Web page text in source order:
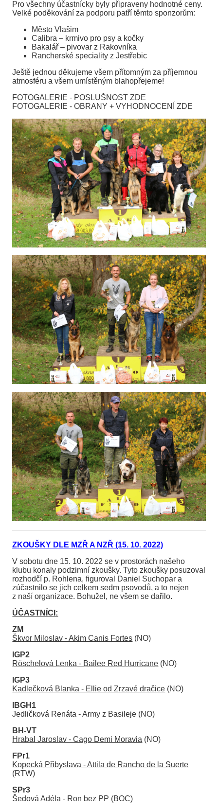
Pro všechny účastnícky byly připraveny hodnotné ceny.
Velké poděkování za podporu patří těmto sponzorům:
Město Vlašim
Calibra – krmivo pro psy a kočky
Bakalář – pivovar z Rakovníka
Rancherské speciality z Jestřebic
Ještě jednou děkujeme všem přítomným za příjemnou
atmosféru a všem umístěným blahopřejeme!
FOTOGALERIE - POSLUŠNOST ZDE
FOTOGALERIE - OBRANY + VYHODNOCENÍ ZDE
ZKOUŠKY DLE MZŘ A NZŘ (15. 10. 2022)
V sobotu dne 15. 10. 2022 se v prostorách našeho
klubu konaly podzimní zkoušky. Tyto zkoušky posuzoval
rozhodčí p. Rohlena, figuroval Daniel Suchopar a
zúčastnilo se jich celkem sedm psovodů, a to nejen
z naší organizace. Bohužel, ne všem se dařilo.
ÚČASTNÍCI:
ZM
Škvor Miloslav - Akim Canis Fortes (NO)
IGP2
Röschelová Lenka - Bailee Red Hurricane (NO)
IGP3
Kadlečková Blanka - Ellie od Zrzavé dračice (NO)
IBGH1
Jedličková Renáta - Army z Basileje (NO)
BH-VT
Hrabal Jaroslav - Cago Demi Moravia (NO)
FPr1
Kopecká Přibyslava - Attila de Rancho de la Suerte
(RTW)
SPr3
Šedová Adéla - Ron bez PP (BOC)